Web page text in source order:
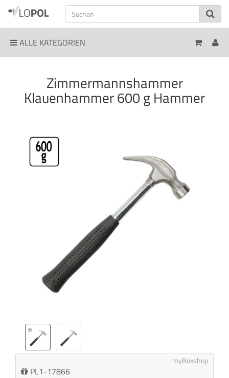
ALLE KATEGORIEN
Zimmermannshammer
Klauenhammer 600 g Hammer
myBoxshop
PL1-17866